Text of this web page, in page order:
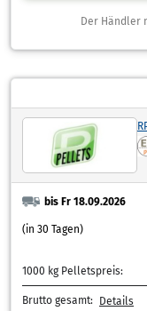
Der Händler
bis Fr 18.09.2026
(in 30 Tagen)
1000 kg Pelletspreis:
Brutto gesamt: Details